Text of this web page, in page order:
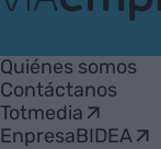
Empresa
Quiénes somos
Contáctanos
Totmedia
EnpresaBIDEA